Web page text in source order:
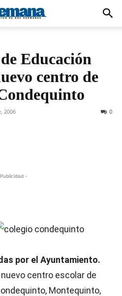
Educación
centro de
2006 0
-
por el Ayuntamiento.
centro escolar de
Montequinto,